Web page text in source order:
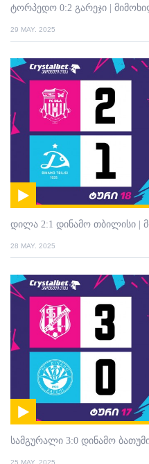
ტორპედო 0:2 გარეჯი |
29 MAY. 2025
დილა 2:1 დინამო თბილისი |
28 MAY. 2025
სამგურალი 3:0 დინამო
25 MAY. 2025